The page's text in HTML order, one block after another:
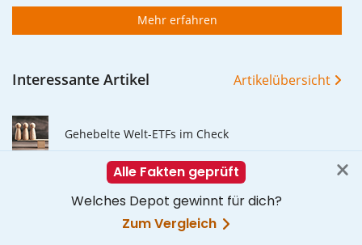
Mehr erfahren
Interessante Artikel Artikelübersicht
Gehebelte Welt-ETFs im Check
Market Timing: Den perfekten Zeitpunkt gibt es
nicht
Das Altersvorsorgedepot 2027: So profitierst du